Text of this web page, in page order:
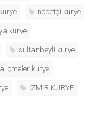
nöbetçi kurye
kurye
sultanbeyli kurye
içmeler kurye
İZMİR KURYE